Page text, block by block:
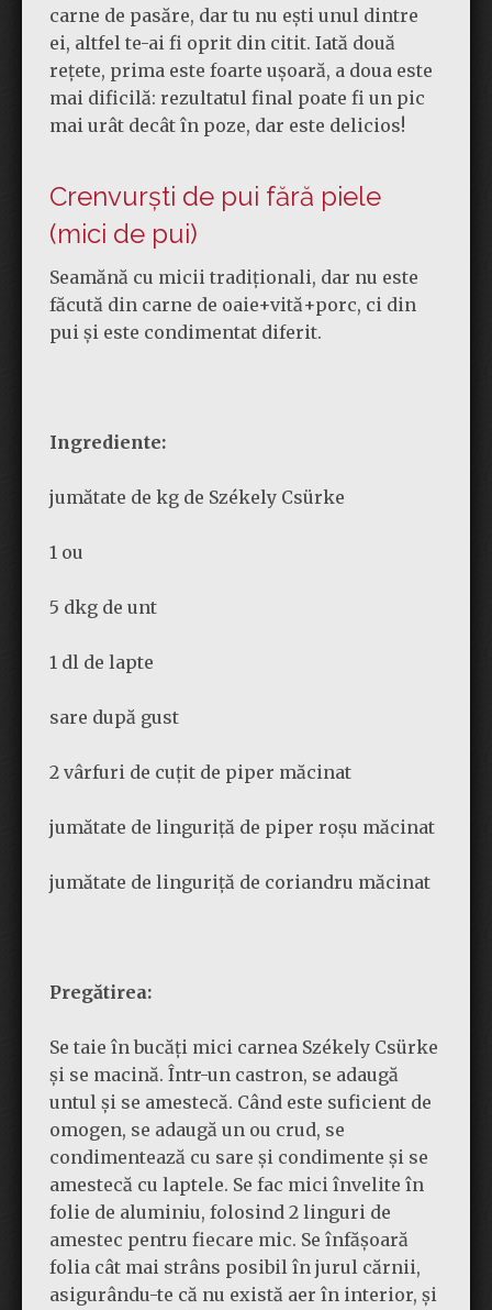
carne de pasăre, dar tu nu ești unul dintre
ei, altfel te-ai fi oprit din citit. Iată două
rețete, prima este foarte ușoară, a doua este
mai dificilă: rezultatul final poate fi un pic
mai urât decât în poze, dar este delicios!
Crenvurști de pui fără piele
(mici de pui)
Seamănă cu micii tradiționali, dar nu este
făcută din carne de oaie+vită+porc, ci din
pui și este condimentat diferit.
Ingrediente:
jumătate de kg de Székely Csürke
1 ou
5 dkg de unt
1 dl de lapte
sare după gust
2 vârfuri de cuțit de piper măcinat
jumătate de linguriță de piper roșu măcinat
jumătate de linguriță de coriandru măcinat
Pregătirea:
Se taie în bucăți mici carnea Székely Csürke
și se macină. Într-un castron, se adaugă
untul și se amestecă. Când este suficient de
omogen, se adaugă un ou crud, se
condimentează cu sare și condimente și se
amestecă cu laptele. Se fac mici învelite în
folie de aluminiu, folosind 2 linguri de
amestec pentru fiecare mic. Se înfășoară
folia cât mai strâns posibil în jurul cărnii,
asigurându-te că nu există aer în interior, și